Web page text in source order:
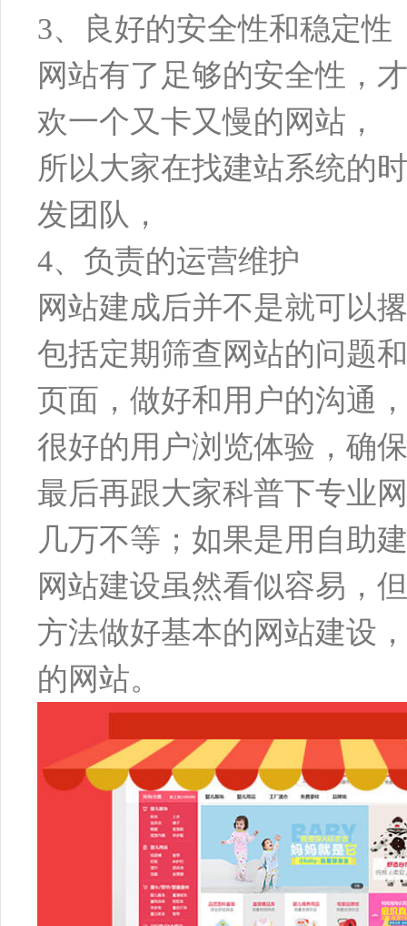
3、良好的安全性和稳定性
网站有了足够的安全性，
欢一个又卡又慢的网站，
所以大家在找建站系统的
发团队，
4、负责的运营维护
网站建成后并不是就可以
包括定期筛查网站的问题
页面，做好和用户的沟通
很好的用户浏览体验，确
最后再跟大家科普下专业
几万不等；如果是用自助
网站建设虽然看似容易，
方法做好基本的网站建设
的网站。